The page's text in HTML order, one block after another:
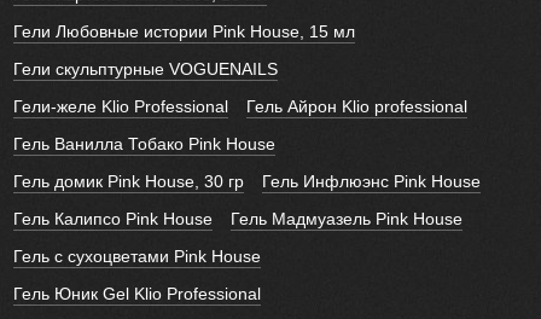
Гели Любовные истории Pink House, 15 мл
Гели скульптурные VOGUENAILS
Гели-желе Klio Professional
Гель Айрон Klio professional
Гель Ванилла Тобако Pink House
Гель домик Pink House, 30 гр
Гель Инфлюэнс Pink House
Гель Калипсо Pink House
Гель Мадмуазель Pink House
Гель с сухоцветами Pink House
Гель Юник Gel Klio Professional